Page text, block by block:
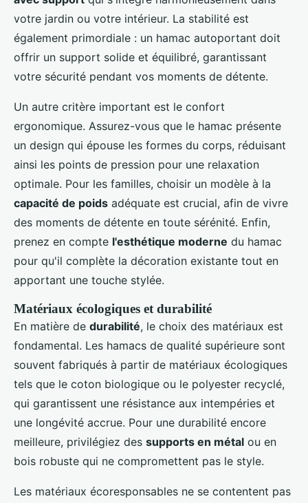
votre jardin ou votre intérieur. La stabilité est
également primordiale : un hamac autoportant doit
offrir un support solide et équilibré, garantissant
votre sécurité pendant vos moments de détente.
Un autre critère important est le confort
ergonomique. Assurez-vous que le hamac présente
un design qui épouse les formes du corps, réduisant
ainsi les points de pression pour une relaxation
optimale. Pour les familles, choisir un modèle à la
capacité de poids adéquate est crucial, afin de vivre
des moments de détente en toute sérénité. Enfin,
prenez en compte l'esthétique moderne du hamac
pour qu'il complète la décoration existante tout en
apportant une touche stylée.
Matériaux écologiques et durabilité
En matière de durabilité, le choix des matériaux est
fondamental. Les hamacs de qualité supérieure sont
souvent fabriqués à partir de matériaux écologiques
tels que le coton biologique ou le polyester recyclé,
qui garantissent une résistance aux intempéries et
une longévité accrue. Pour une durabilité encore
meilleure, privilégiez des supports en métal ou en
bois robuste qui ne compromettent pas le style.
Les matériaux écoresponsables ne se contentent pas